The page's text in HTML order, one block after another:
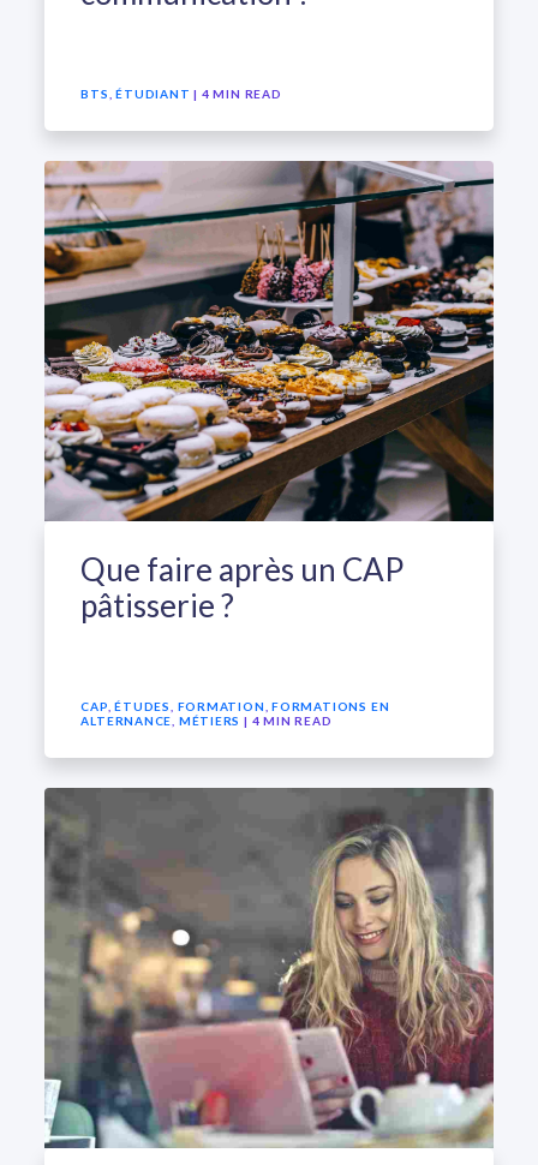
BTS ,ÉTUDIANT | 4 MIN READ
Que faire après un CAP
pâtisserie ?
CAP ,ÉTUDES FORMATION ,FORMATIONS EN
ALTERNANCE MÉTIERS | 4 MIN READ